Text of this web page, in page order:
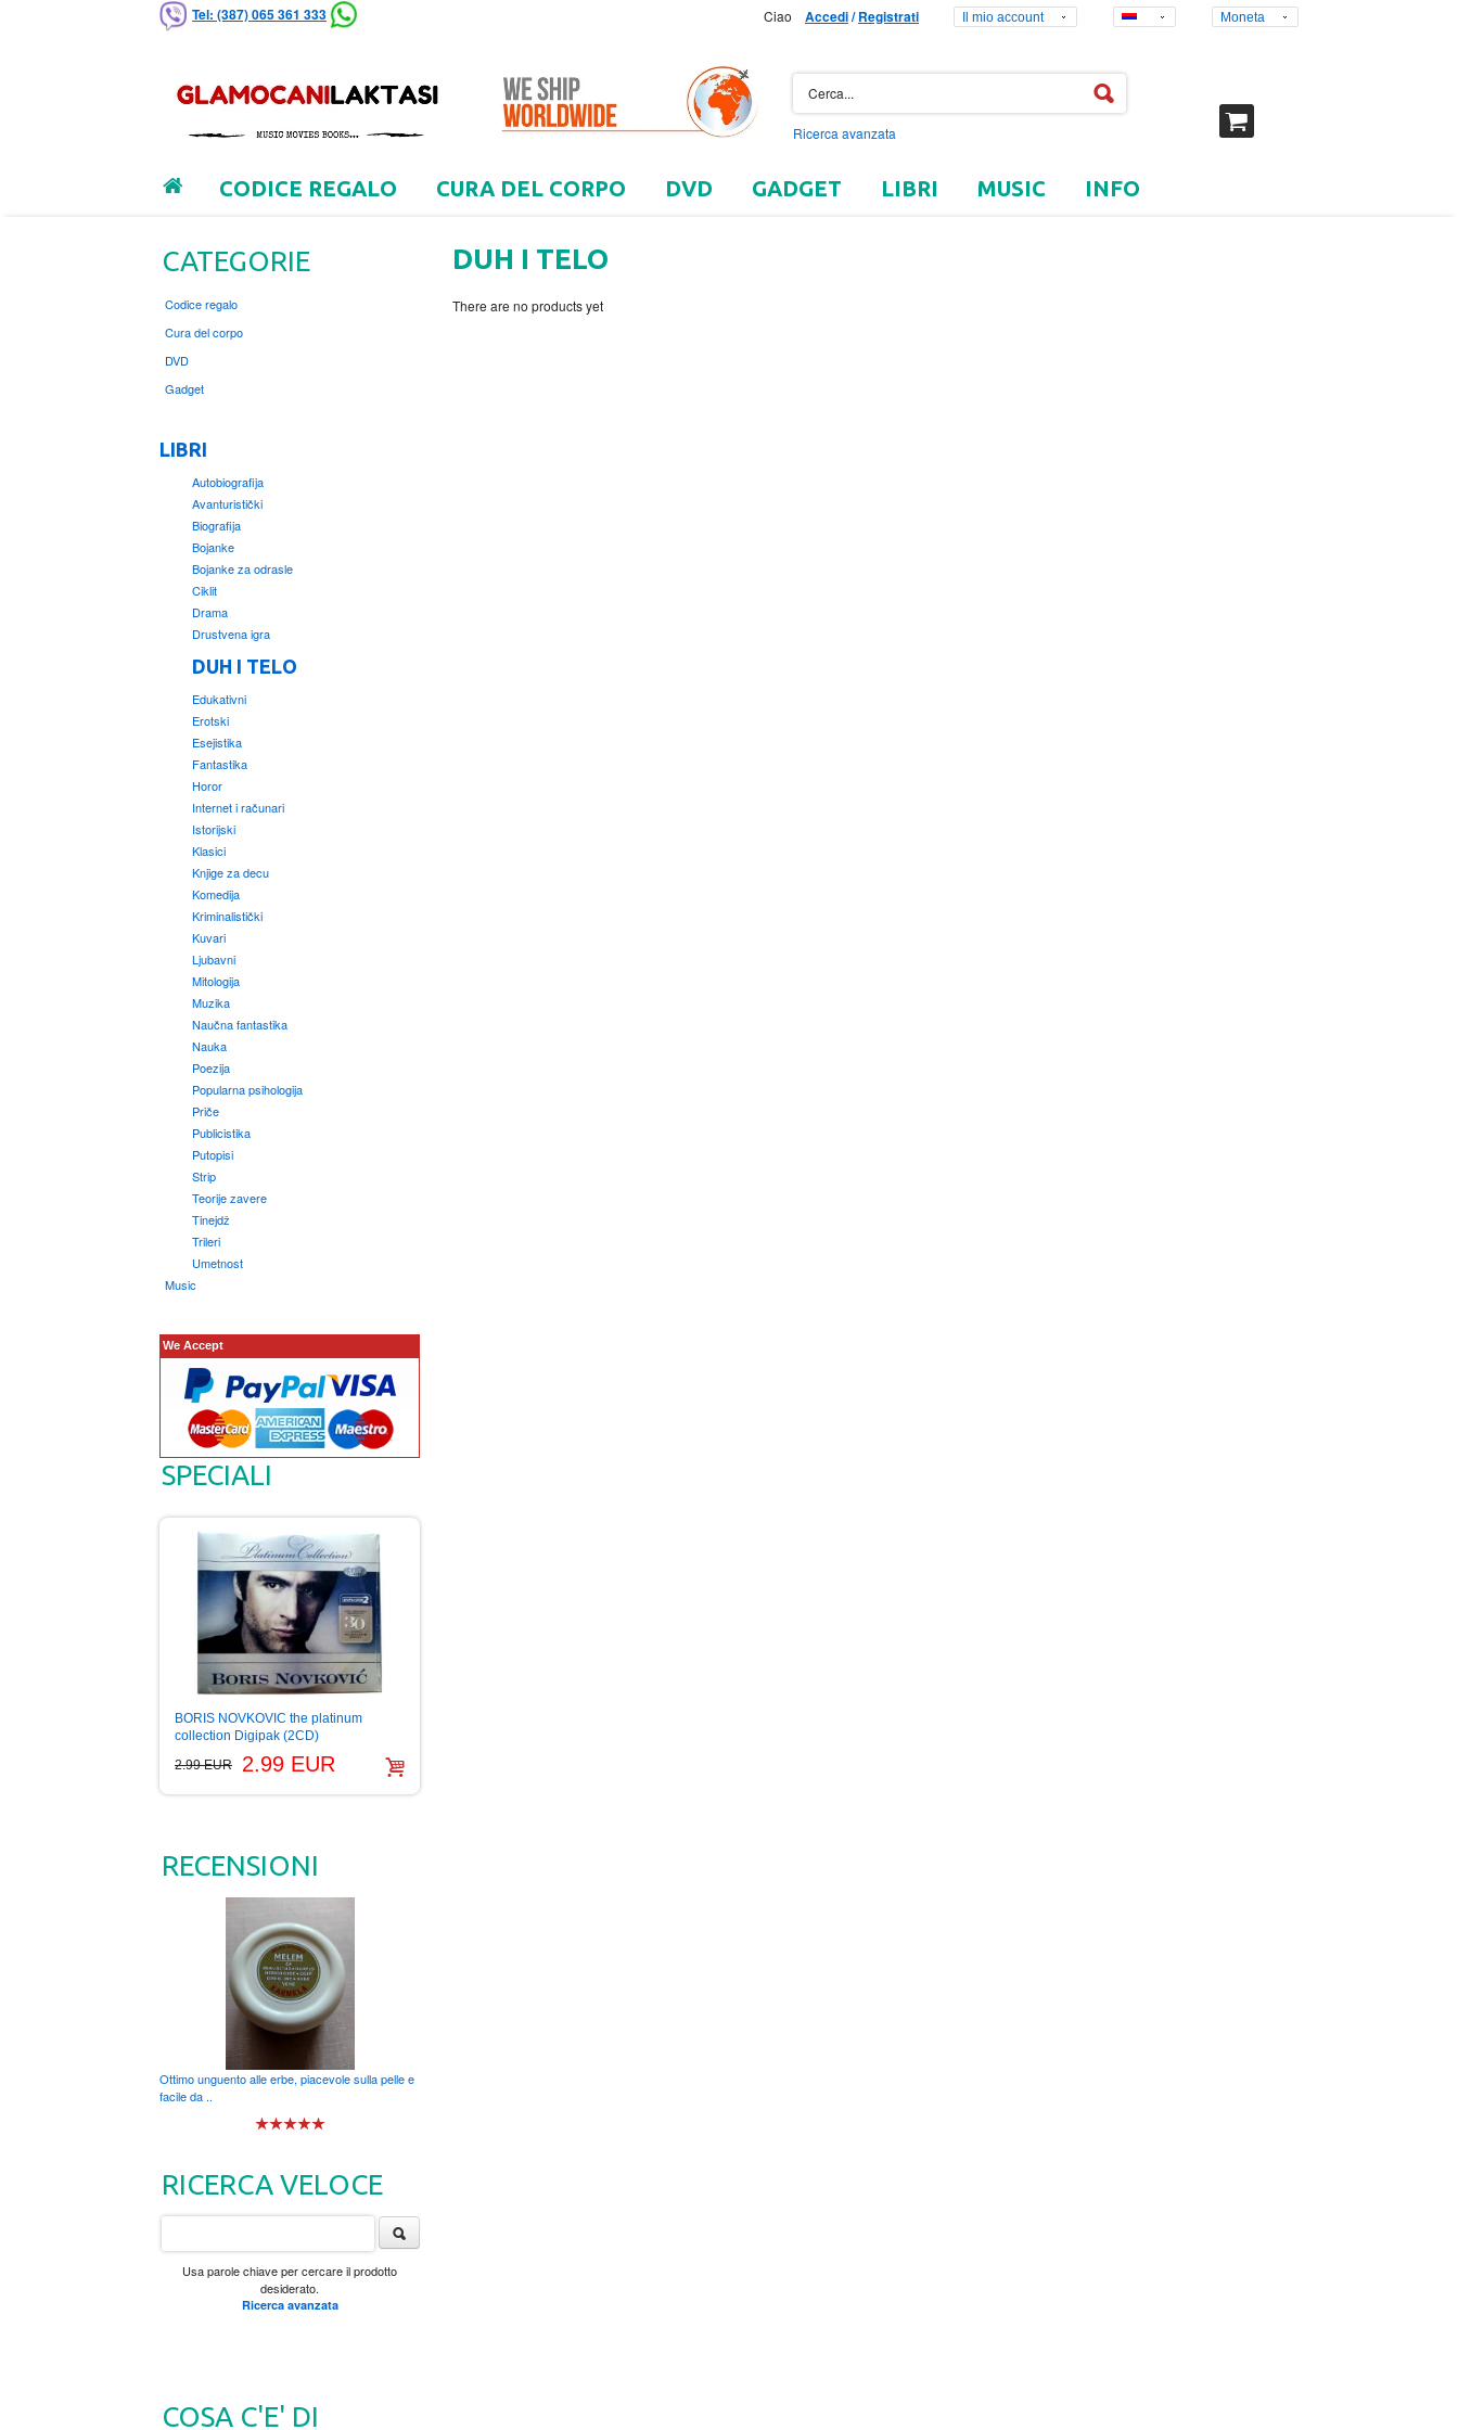
Tel: (387) 065 361 333 Ciao Accedi/Registrati Il mio account Moneta
Ricerca avanzata
CODICE REGALO CURA DEL CORPO DVD GADGET LIBRI MUSIC INFO
DUH I TELO
There are no products yet
CATEGORIE
Codice regalo
Cura del corpo
DVD
Gadget
LIBRI
Autobiografija
Avanturistički
Biografija
Bojanke
Bojanke za odrasle
Ciklit
Drama
Drustvena igra
DUH I TELO
Edukativni
Erotski
Esejistika
Fantastika
Horor
Internet i računari
Istorijski
Klasici
Knjige za decu
Komedija
Kriminalistički
Kuvari
Ljubavni
Mitologija
Muzika
Naučna fantastika
Nauka
Poezija
Popularna psihologija
Priče
Publicistika
Putopisi
Strip
Teorije zavere
Tinejdž
Trileri
Umetnost
Music
We Accept
SPECIALI
BORIS NOVKOVIC the platinum
collection Digipak (2CD)
2.99 EUR
2.99 EUR
RECENSIONI
Ottimo unguento alle erbe, piacevole sulla pelle e
facile da ..
RICERCA VELOCE
Usa parole chiave per cercare il prodotto
desiderato.
Ricerca avanzata
COSA C'E' DI